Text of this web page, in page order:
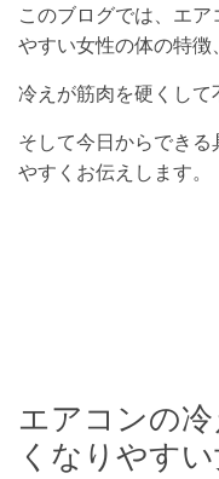
このブログでは、エ
やすい女性の体の特徴、
冷えが筋肉を硬くして
そして今日からでき
やすくお伝えします。
エアコンの
くなりやす